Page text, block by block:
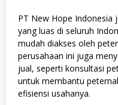
PT New Hope Indonesia
yang luas di seluruh
mudah diakses oleh
perusahaan ini juga
jual, seperti konsultasi
untuk membantu
efisiensi usahanya.